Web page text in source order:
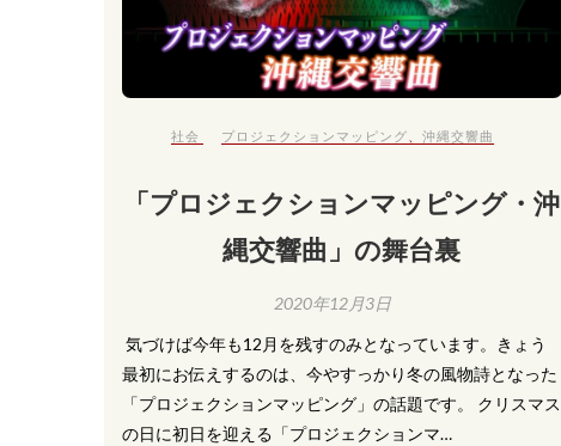
社会 プロジェクションマッピング 、沖縄交響曲
「プロジェクションマッピング・沖
縄交響曲」の舞台裏
2020年12月3日
​ 気づけば今年も12月を残すのみとなっています。きょう
最初にお伝えするのは、今やすっかり冬の風物詩となった
「プロジェクションマッピング」の話題です。 クリスマス
の日に初日を迎える「プロジェクションマ…